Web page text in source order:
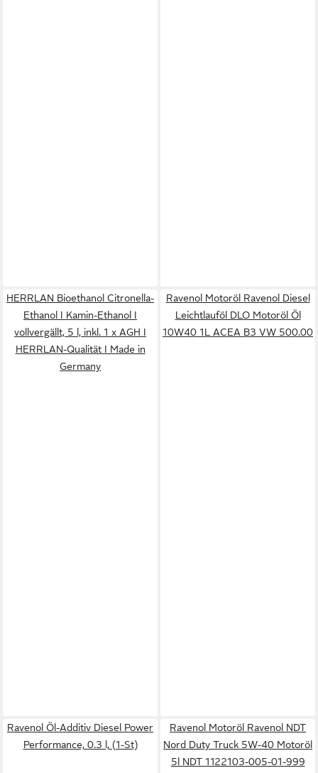
HERRLAN Bioethanol Citronella-
Ethanol I Kamin-Ethanol I
vollvergällt, 5 l, inkl. 1 x AGH I
HERRLAN-Qualität I Made in
Germany
Ravenol Motoröl Ravenol Diesel
Leichtlauföl DLO Motoröl Öl
10W40 1L ACEA B3 VW 500.00
Ravenol Öl-Additiv Diesel Power
Performance, 0.3 l, (1-St)
Ravenol Motoröl Ravenol NDT
Nord Duty Truck 5W-40 Motoröl
5l NDT 1122103-005-01-999